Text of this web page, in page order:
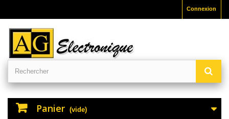
Connexion
Panier (vide)